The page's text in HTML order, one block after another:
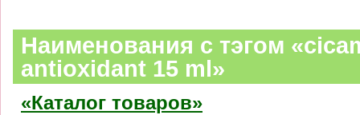
Наименования c тэгом
antioxidant 15 ml»
«Каталог товаров»